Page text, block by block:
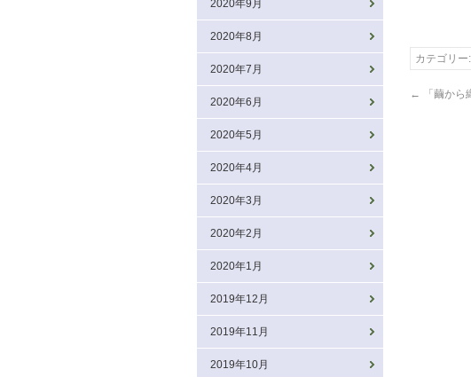
カテゴリー:
← 「繭か
2020年9月
2020年8月
2020年7月
2020年6月
2020年5月
2020年4月
2020年3月
2020年2月
2020年1月
2019年12月
2019年11月
2019年10月